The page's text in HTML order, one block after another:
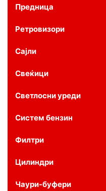
Предница
Ретровизори
Сајли
Свеќици
Светлосни уреди
Систем бензин
Филтри
Цилиндри
Чаури-буфери